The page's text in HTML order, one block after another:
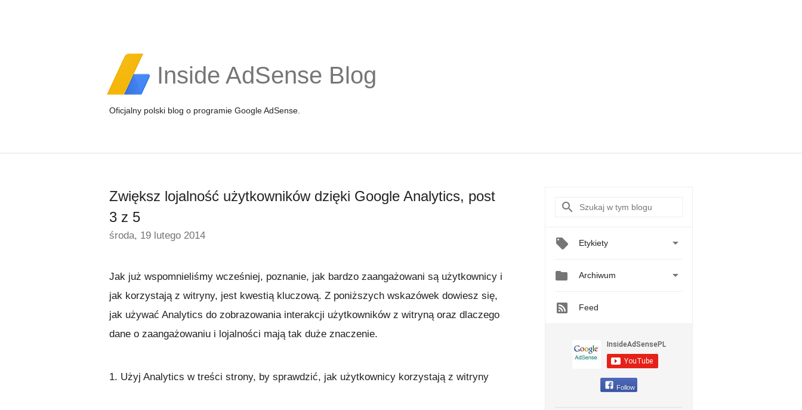
Inside AdSense Blog
Oficjalny polski blog o programie Google AdSense.
Zwiększ lojalność użytkowników dzięki Google Analytics, post
3 z 5
środa, 19 lutego 2014
Jak już wspomnieliśmy wcześniej, poznanie, jak bardzo zaangażowani są użytkownicy i
jak korzystają z witryny, jest kwestią kluczową. Z poniższych wskazówek dowiesz się,
jak używać Analytics do zobrazowania interakcji użytkowników z witryną oraz dlaczego
dane o zaangażowaniu i lojalności mają tak duże znaczenie.
1. Użyj Analytics w treści strony, by sprawdzić, jak użytkownicy korzystają z witryny
Etykiety 
 Archiwum 
Feed
Follow